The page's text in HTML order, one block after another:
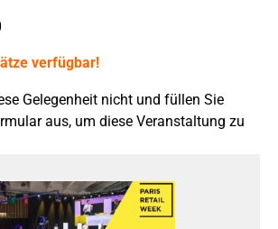
verfügbar!
Gelegenheit nicht und füllen Sie
aus, um diese Veranstaltung zu